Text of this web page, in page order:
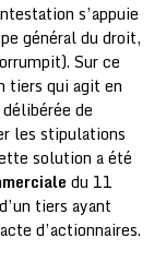
s’appuie
général du droit,
Sur ce
tiers qui agit en
de
les stipulations
solution a été
du 11
tiers ayant
d’actionnaires.